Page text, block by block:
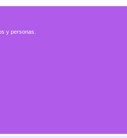
y personas.